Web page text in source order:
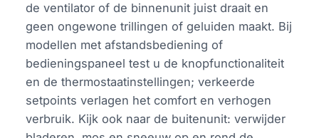
de ventilator of de binnenunit juist draait en
geen ongewone trillingen of geluiden maakt. Bij
modellen met afstandsbediening of
bedieningspaneel test u de knopfunctionaliteit
en de thermostaatinstellingen; verkeerde
setpoints verlagen het comfort en verhogen
verbruik. Kijk ook naar de buitenunit: verwijder